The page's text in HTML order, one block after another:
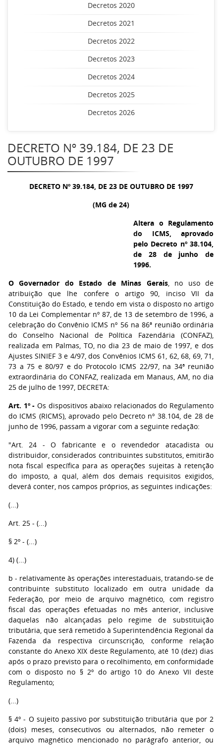
Decretos 2020
Decretos 2021
Decretos 2022
Decretos 2023
Decretos 2024
Decretos 2025
Decretos 2026
DECRETO Nº 39.184, DE 23 DE
OUTUBRO DE 1997
DECRETO Nº 39.184, DE 23 DE OUTUBRO DE 1997
(MG de 24)
Altera o Regulamento
do ICMS, aprovado
pelo Decreto nº 38.104,
de 28 de junho de
1996.
O Governador do Estado de Minas Gerais, no uso de
atribuição que lhe confere o artigo 90, inciso VII da
Constituição do Estado, e tendo em vista o disposto no artigo
10 da Lei Complementar nº 87, de 13 de setembro de 1996, a
celebração do Convênio ICMS nº 56 na 86ª reunião ordinária
do Conselho Nacional de Política Fazendária (CONFAZ),
realizada em Palmas, TO, no dia 23 de maio de 1997, e dos
Ajustes SINIEF 3 e 4/97, dos Convênios ICMS 61, 62, 68, 69, 71,
73 a 75 e 80/97 e do Protocolo ICMS 22/97, na 34ª reunião
extraordinária do CONFAZ, realizada em Manaus, AM, no dia
25 de julho de 1997, DECRETA:
Art. 1º - Os dispositivos abaixo relacionados do Regulamento
do ICMS (RICMS), aprovado pelo Decreto nº 38.104, de 28 de
junho de 1996, passam a vigorar com a seguinte redação:
"Art. 24 - O fabricante e o revendedor atacadista ou
distribuidor, considerados contribuintes substitutos, emitirão
nota fiscal específica para as operações sujeitas à retenção
do imposto, a qual, além dos demais requisitos exigidos,
deverá conter, nos campos próprios, as seguintes indicações:
(...)
Art. 25 - (...)
§ 2º - (...)
4) (...)
b - relativamente às operações interestaduais, tratando-se de
contribuinte substituto localizado em outra unidade da
Federação, por meio de arquivo magnético, com registro
fiscal das operações efetuadas no mês anterior, inclusive
daquelas não alcançadas pelo regime de substituição
tributária, que será remetido à Superintendência Regional da
Fazenda da respectiva circunscrição, conforme relação
constante do Anexo XIX deste Regulamento, até 10 (dez) dias
após o prazo previsto para o recolhimento, em conformidade
com o disposto no § 2º do artigo 10 do Anexo VII deste
Regulamento;
(...)
§ 4º - O sujeito passivo por substituição tributária que por 2
(dois) meses, consecutivos ou alternados, não remeter o
arquivo magnético mencionado no parágrafo anterior, ou